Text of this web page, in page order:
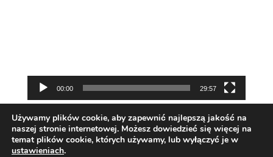
00:00 29:57
Używamy plików cookie, aby zapewnić najlepszą jakość na
naszej stronie internetowej. Możesz dowiedzieć się więcej na
temat plików cookie, których używamy, lub wyłączyć je w
ustawieniach.